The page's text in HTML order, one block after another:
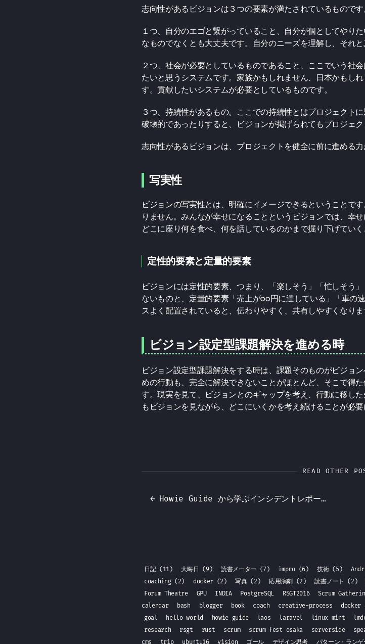
志向性があるビジョンは３つの要素が満たされているものです
１つ、自分のエゴと繋がっていること、自分が個としてやり
なものでなくとも大丈夫です。自分のニーズを理解し、それと
２つ、社会が必要としているものであること、ここでいう社
たいと思うシステムです。家族かもしれません、日本かもし
す。貢献したいシステムが必要としているものです。
３つ、持続性があるもの。ここでの持続性とはプロジェクト
破壊的であったりすると、ビジョンが掲げられてもプロジェク
志向性があるビジョンは、プロジェクトを健全に前に進める力
写実性
ビジョンの写実性とは、明確にイメージできるということで
りません。みんなが幸せになることというビジョンでは、幸
どこに座り何を食べ、何を話しているのかまで掘り下げていく
定性的要素と定量的要素
ビジョンには定性的要素、つまり、「楽しそう」「忙しそう
ないものと、定量的要素「売上が◯◯円に達している」「車の
スよく配置されていると、伝わりやすく、共有しやすくなりま
ビジョン設定型課題解決を進める時
ビジョン設定型課題解決をする時は、課題そのものがビジョ
めの行動も、完全に解決できないことがほとんど、そこで得
す。現実を見て、ビジョンとのギャップを考え、行動に移し
もビジョンを見ながら、どこにいくかを考え続けることが必要
READ OTHER
← Howie Guide から学ぶインシデントレポートのナラティブとは？
日記 (11) 大晦日 (9) 読書メーター (7) impro (6) 技術 (5)
coaching (2) docker (2) 写真 (2) 応用演劇 (2) 読書ノート (2)
Forum Theatre
GPU INDIA PostgreSQL RSGT2016 Scrum
calendar
bash blogger book coach creative-process
goal
hello world howie guide laos laravel linux mint
research
rsgt rust scrum scrum fest osaka serverside
cms
trip ubuntu16 vision ゴール デザイン思考 パターン・ランゲ